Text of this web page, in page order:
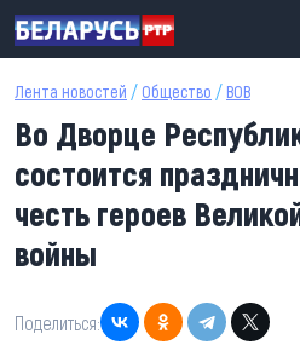
Перейти к основному содержанию
Лента новостей / Общество / ВОВ
Во Дворце
состоится
честь героев
войны
Поделиться: